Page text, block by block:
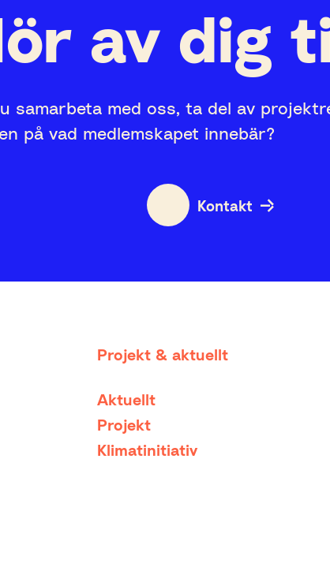
av dig
samarbeta med oss, ta del av
på vad medlemskapet innebär?
Kontakt
Projekt & aktuellt
Aktuellt
Projekt
Klimatinitiativ